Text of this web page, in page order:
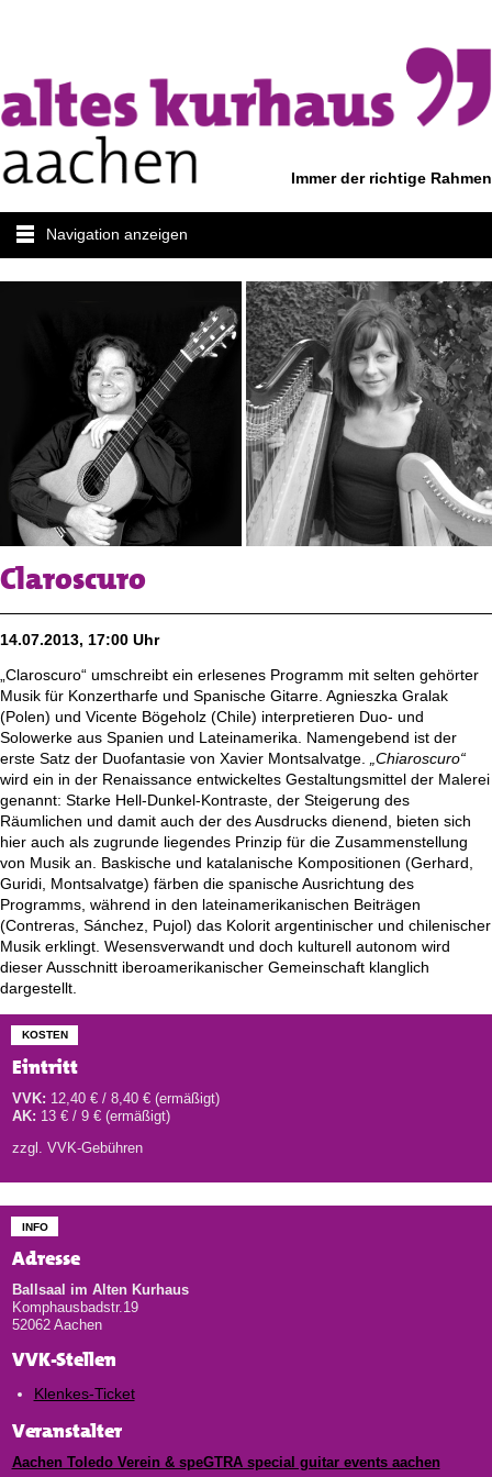
Immer der richtige Rahmen
Navigation anzeigen
Claroscuro
14.07.2013, 17:00 Uhr
„Claroscuro“ umschreibt ein erlesenes Programm mit selten gehörter
Musik für Konzertharfe und Spanische Gitarre. Agnieszka Gralak
(Polen) und Vicente Bögeholz (Chile) interpretieren Duo- und
Solowerke aus Spanien und Lateinamerika. Namengebend ist der
erste Satz der Duofantasie von Xavier Montsalvatge. „Chiaroscuro“
wird ein in der Renaissance entwickeltes Gestaltungsmittel der Malerei
genannt: Starke Hell-Dunkel-Kontraste, der Steigerung des
Räumlichen und damit auch der des Ausdrucks dienend, bieten sich
hier auch als zugrunde liegendes Prinzip für die Zusammenstellung
von Musik an. Baskische und katalanische Kompositionen (Gerhard,
Guridi, Montsalvatge) färben die spanische Ausrichtung des
Programms, während in den lateinamerikanischen Beiträgen
(Contreras, Sánchez, Pujol) das Kolorit argentinischer und chilenischer
Musik erklingt. Wesensverwandt und doch kulturell autonom wird
dieser Ausschnitt iberoamerikanischer Gemeinschaft klanglich
dargestellt.
KOSTEN
Eintritt
VVK: 12,40 € / 8,40 € (ermäßigt)
AK: 13 € / 9 € (ermäßigt)
zzgl. VVK-Gebühren
INFO
Adresse
Ballsaal im Alten Kurhaus
Komphausbadstr.19
52062 Aachen
VVK-Stellen
Klenkes-Ticket
Veranstalter
Aachen Toledo Verein & speGTRA special guitar events aachen